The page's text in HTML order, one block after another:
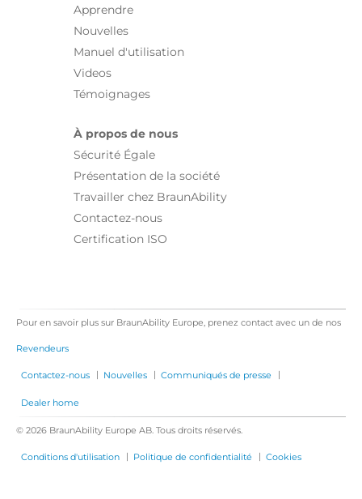
Apprendre
Nouvelles
Manuel d'utilisation
Videos
Témoignages
À propos de nous
Sécurité Égale
Présentation de la société
Travailler chez BraunAbility
Contactez-nous
Certification ISO
Pour en savoir plus sur BraunAbility Europe, prenez contact avec un de nos
Revendeurs
Contactez-nous | Nouvelles | Communiqués de presse |
Dealer home
© 2026 BraunAbility Europe AB. Tous droits réservés.
Conditions d'utilisation | Politique de confidentialité | Cookies